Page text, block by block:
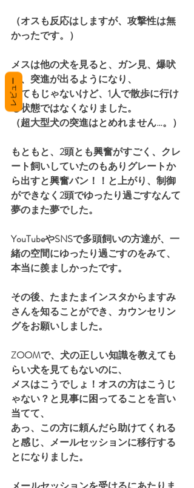
（オスも反応はしますが、攻撃性は無
かったです。）
メスは他の犬を見ると、ガン見、爆吠
え、突進が出るようになり、
とてもじゃないけど、1人で散歩に行け
る状態ではなくなりました。
（超大型犬の突進はとめれません…。）
もともと、2頭とも興奮がすごく、クレ
ート飼いしていたのもありグレートか
ら出すと興奮バン！！と上がり、制御
ができなく2頭でゆったり過ごすなんて
夢のまた夢でした。
YouTubeやSNSで多頭飼いの方達が、一
緒の空間にゆったり過ごすのをみて、
本当に羨ましかったです。
その後、たまたまインスタからますみ
さんを知ることができ、カウンセリン
グをお願いしました。
ZOOMで、犬の正しい知識を教えても
らい犬を見てもないのに、
メスはこうでしょ！オスの方はこうじ
ゃない？と見事に困ってることを言い
当てて、
あっ、この方に頼んだら助けてくれる
と感じ、メールセッションに移行する
とになりました。
レビュー